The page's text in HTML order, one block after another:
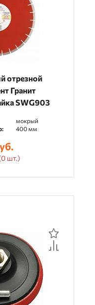
отрезной
Гранит
SWG903
мокрый
400 мм
шт.)